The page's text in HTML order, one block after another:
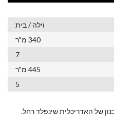
וילה / בית
340 מ"ר
7
445 מ"ר
5
של האדריכלית שינפלד רחל.